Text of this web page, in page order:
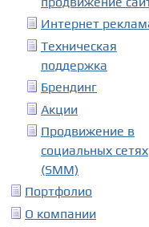
Интернет
Техническая
поддержка
Брендинг
Акции
Продвижение в
социальных сетях
(SMM)
Портфолио
О компании